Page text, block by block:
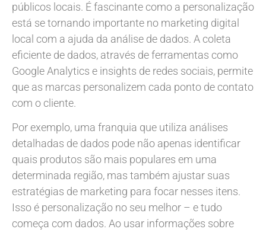
públicos locais. É fascinante como a personalização
está se tornando importante no marketing digital
local com a ajuda da análise de dados. A coleta
eficiente de dados, através de ferramentas como
Google Analytics e insights de redes sociais, permite
que as marcas personalizem cada ponto de contato
com o cliente.
Por exemplo, uma franquia que utiliza análises
detalhadas de dados pode não apenas identificar
quais produtos são mais populares em uma
determinada região, mas também ajustar suas
estratégias de marketing para focar nesses itens.
Isso é personalização no seu melhor – e tudo
começa com dados. Ao usar informações sobre